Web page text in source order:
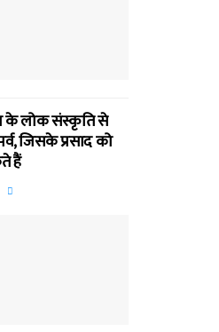
के लोक संस्कृति से
जिसके प्रसाद को
हैं